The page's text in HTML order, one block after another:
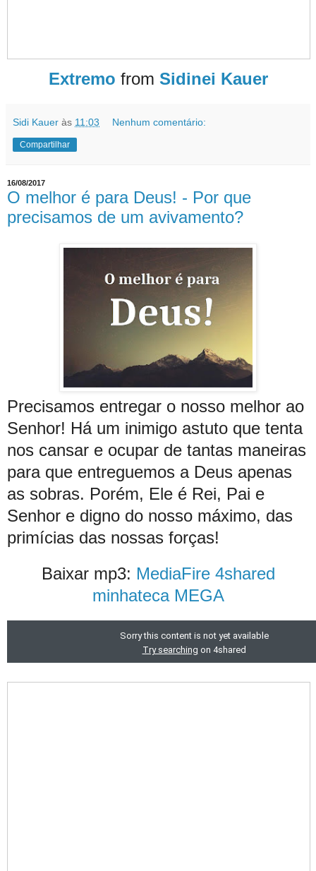
Extremo from Sidinei Kauer
Sidi Kauer às 11:03 Nenhum comentário:
Compartilhar
16/08/2017
O melhor é para Deus! - Por que
precisamos de um avivamento?
Precisamos entregar o nosso melhor ao
Senhor! Há um inimigo astuto que tenta
nos cansar e ocupar de tantas maneiras
para que entreguemos a Deus apenas
as sobras. Porém, Ele é Rei, Pai e
Senhor e digno do nosso máximo, das
primícias das nossas forças!
Baixar mp3: MediaFire 4shared
minhateca MEGA